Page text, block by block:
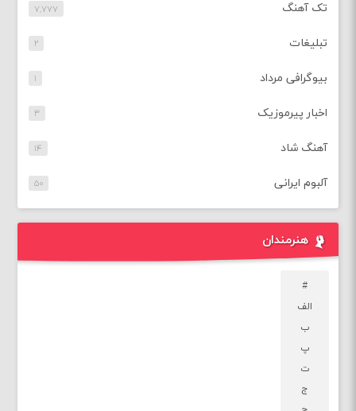
تک آهنگ ۷,۷۷۷
تبلیغات ۲
بیوگرافی مرداد ۱
اخبار پیرموزیک ۳
آهنگ شاد ۱۴
آلبوم ایرانی ۵۰
هنرمندان
#
الف
ب
پ
ت
ج